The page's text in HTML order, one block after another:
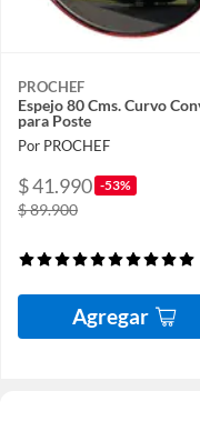
PROCHEF
Espejo 80 Cms. Curvo
para Poste
Por PROCHEF
$ 41.990 -53%
$ 89.900
Agregar